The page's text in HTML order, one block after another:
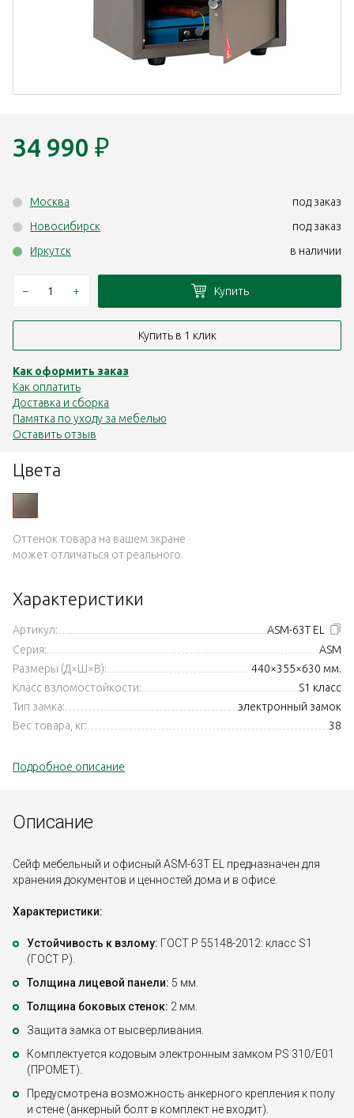
Цвета
Оттенок товара на вашем экране
может отличаться от реального.
Характеристики
Артикул:
ASM-63T EL
Серия:
ASM
Размеры (Д×Ш×В):
440×355×630 мм.
Класс взломостойкости:
S1 класс
Тип замка:
электронный замок
Вес товара, кг:
38
Подробное описание
34 990 ₽
Москва
под заказ
Новосибирск
под заказ
Иркутск
в наличии
– + Купить
Купить в 1 клик
Как оформить заказ
Как оплатить
Доставка и сборка
Памятка по уходу за мебелью
Оставить отзыв
Описание
Сейф мебельный и офисный ASM-63T EL предназначен для
хранения документов и ценностей дома и в офисе.
Характеристики:
Устойчивость к взлому: ГОСТ Р 55148-2012: класс S1
(ГОСТ Р).
Толщина лицевой панели: 5 мм.
Толщина боковых стенок: 2 мм.
Защита замка от высверливания.
Комплектуется кодовым электронным замком PS 310/E01
(ПРОМЕТ).
Предусмотрена возможность анкерного крепления к полу
и стене (анкерный болт в комплект не входит).